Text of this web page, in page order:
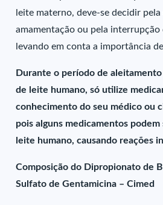
leite materno, deve-se decidir
amamentação ou pela
levando em conta a importância
Durante o período de
de leite humano, só utilize
conhecimento do seu médico ou
pois alguns medicamentos
leite humano, causando reações
Composição do Dipropionato de
Sulfato de Gentamicina – Cimed